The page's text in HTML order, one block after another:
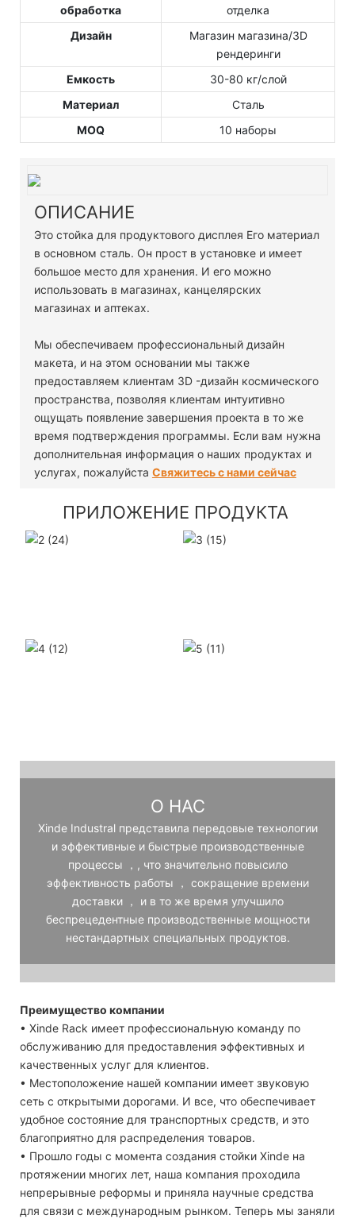
обработка
отделка
Дизайн
Магазин магазина/3D
рендеринги
Емкость
30-80 кг/слой
Материал
Сталь
MOQ
10 наборы
ОПИСАНИЕ
Это стойка для продуктового дисплея Его материал
в основном сталь. Он прост в установке и имеет
большое место для хранения. И его можно
использовать в магазинах, канцелярских
магазинах и аптеках.
Мы обеспечиваем профессиональный дизайн
макета, и на этом основании мы также
предоставляем клиентам 3D -дизайн космического
пространства, позволяя клиентам интуитивно
ощущать появление завершения проекта в то же
время подтверждения программы. Если вам нужна
дополнительная информация о наших продуктах и ​​
услугах, пожалуйста Свяжитесь с нами сейчас
ПРИЛОЖЕНИЕ ПРОДУКТА
О НАС
Xinde Industral представила передовые технологии
и эффективные и быстрые производственные
процессы ，, что значительно повысило
эффективность работы ， сокращение времени
доставки ， и в то же время улучшило
беспрецедентные производственные мощности
нестандартных специальных продуктов.
Преимущество компании
• Xinde Rack имеет профессиональную команду по
обслуживанию для предоставления эффективных и
качественных услуг для клиентов.
• Местоположение нашей компании имеет звуковую
сеть с открытыми дорогами. И все, что обеспечивает
удобное состояние для транспортных средств, и это
благоприятно для распределения товаров.
• Прошло годы с момента создания стойки Xinde на
протяжении многих лет, наша компания проходила
непрерывные реформы и приняла научные средства
для связи с международным рынком. Теперь мы заняли